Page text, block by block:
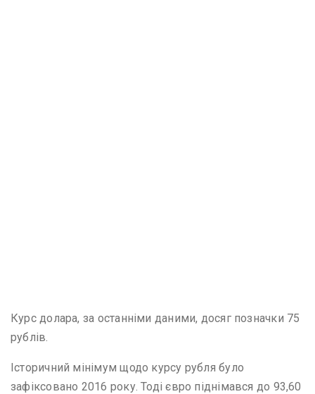
Курс долара, за останніми даними, досяг позначки 75
рублів.
Історичний мінімум щодо курсу рубля було
зафіксовано 2016 року. Тоді євро піднімався до 93,60